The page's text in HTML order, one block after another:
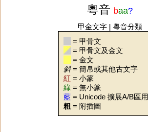
粵音 baa?
甲金文字| 粵音分類
= 甲骨文
= 甲骨文及金文
= 金文
斜= 簡帛或其他古文字
紅 = 小篆
綠 = 無小篆
藍 = Unicode 擴展A/B區
粗 = 附插圖